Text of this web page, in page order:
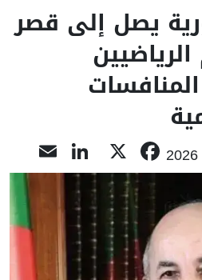
يصل إلى قصر
Facebook